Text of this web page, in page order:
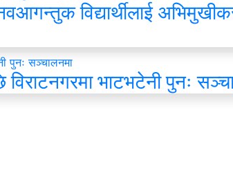
विद्यार्थीलाई
भाटभटेनी पुनः